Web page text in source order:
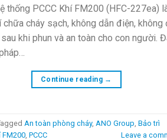
thống PCCC Khí FM200 (HFC-227ea)
chữa cháy sạch, không dẫn điện, không
khi phun và an toàn cho con người.
Continue reading →
An toàn phòng cháy, ANO Group Bảo trì
FM200 PCCC Leave a